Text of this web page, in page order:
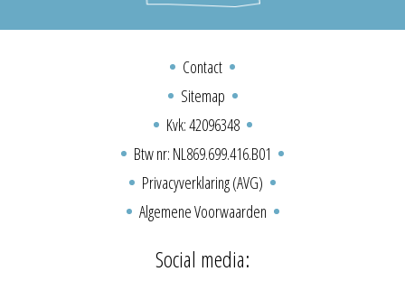
Contact
Sitemap
Kvk: 42096348
Btw nr: NL869.699.416.B01
Privacyverklaring (AVG)
Algemene Voorwaarden
Social media: